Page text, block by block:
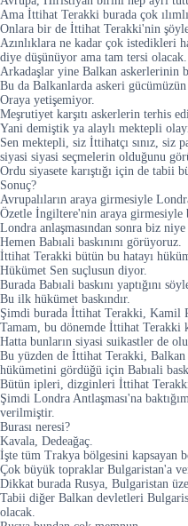
Ama İttihat Terakki burada çok
Onlara bir de İttihat Terakki'nin
Azınlıklara ne kadar çok istedikleri
diye düşünüyor ama tam tersi olacak.
Arkadaşlar yine Balkan askerlerinin
Bu da Balkanlarda askeri
Oraya yetişemiyor.
Meşrutiyet karşıtı askerlerin terhis
Yani demiştik ya alaylı mektepli
Sen mektepli, siz İttihatçı sınız, siz
siyasi siyasi seçmelerin olduğunu
Ordu siyasete karıştığı için de tabii
Sonuç?
Avrupalıların araya girmesiyle
Özetle İngiltere'nin araya girmesiyle
Londra anlaşmasından sonra biz
Hemen Babıali baskınını görüyoruz.
İttihat Terakki bütün bu hatayı
Hükümet Sen suçlusun diyor.
Burada Babıali baskını yaptığını
Bu ilk hükümet baskındır.
Şimdi burada İttihat Terakki, Kamil
Tamam, bu dönemde İttihat Terakki
Hatta bunların siyasi suikastler de
Bu yüzden de İttihat Terakki, Balkan
hükümetini gördüğü için Babıali
Bütün ipleri, dizginleri İttihat
Şimdi Londra Antlaşması'na
verilmiştir.
Burası neresi?
Kavala, Dedeağaç.
İşte tüm Trakya bölgesini kapsayan
Çok büyük topraklar Bulgaristan'a
Dikkat burada Rusya, Bulgaristan
Tabii diğer Balkan devletleri
olacak.